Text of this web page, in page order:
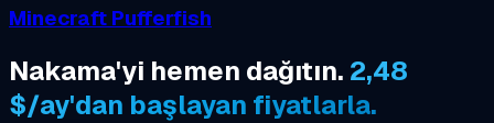
Minecraft Pufferfish
Nakama'yi hemen dağıtın. 2,48
$/ay'dan başlayan fiyatlarla.